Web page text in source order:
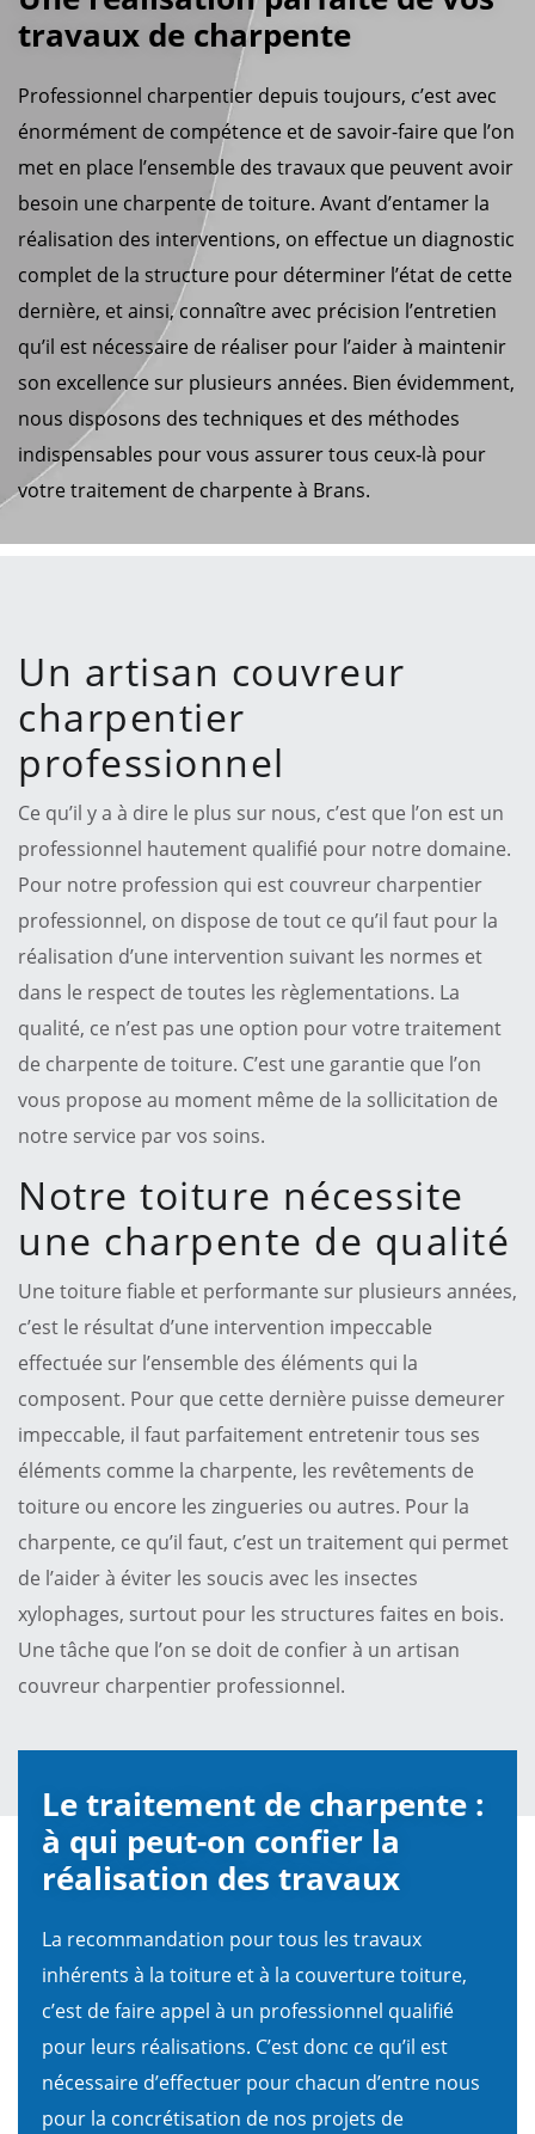
travaux de charpente
Professionnel charpentier depuis toujours, c’est avec
énormément de compétence et de savoir-faire que l’on
met en place l’ensemble des travaux que peuvent avoir
besoin une charpente de toiture. Avant d’entamer la
réalisation des interventions, on effectue un diagnostic
complet de la structure pour déterminer l’état de cette
dernière, et ainsi, connaître avec précision l’entretien
qu’il est nécessaire de réaliser pour l’aider à maintenir
son excellence sur plusieurs années. Bien évidemment,
nous disposons des techniques et des méthodes
indispensables pour vous assurer tous ceux-là pour
votre traitement de charpente à Brans.
Un artisan couvreur
charpentier
professionnel
Ce qu’il y a à dire le plus sur nous, c’est que l’on est un
professionnel hautement qualifié pour notre domaine.
Pour notre profession qui est couvreur charpentier
professionnel, on dispose de tout ce qu’il faut pour la
réalisation d’une intervention suivant les normes et
dans le respect de toutes les règlementations. La
qualité, ce n’est pas une option pour votre traitement
de charpente de toiture. C’est une garantie que l’on
vous propose au moment même de la sollicitation de
notre service par vos soins.
Notre toiture nécessite
une charpente de qualité
Une toiture fiable et performante sur plusieurs années,
c’est le résultat d’une intervention impeccable
effectuée sur l’ensemble des éléments qui la
composent. Pour que cette dernière puisse demeurer
impeccable, il faut parfaitement entretenir tous ses
éléments comme la charpente, les revêtements de
toiture ou encore les zingueries ou autres. Pour la
charpente, ce qu’il faut, c’est un traitement qui permet
de l’aider à éviter les soucis avec les insectes
xylophages, surtout pour les structures faites en bois.
Une tâche que l’on se doit de confier à un artisan
couvreur charpentier professionnel.
Le traitement de charpente :
à qui peut-on confier la
réalisation des travaux
La recommandation pour tous les travaux
inhérents à la toiture et à la couverture toiture,
c’est de faire appel à un professionnel qualifié
pour leurs réalisations. C’est donc ce qu’il est
nécessaire d’effectuer pour chacun d’entre nous
pour la concrétisation de nos projets de